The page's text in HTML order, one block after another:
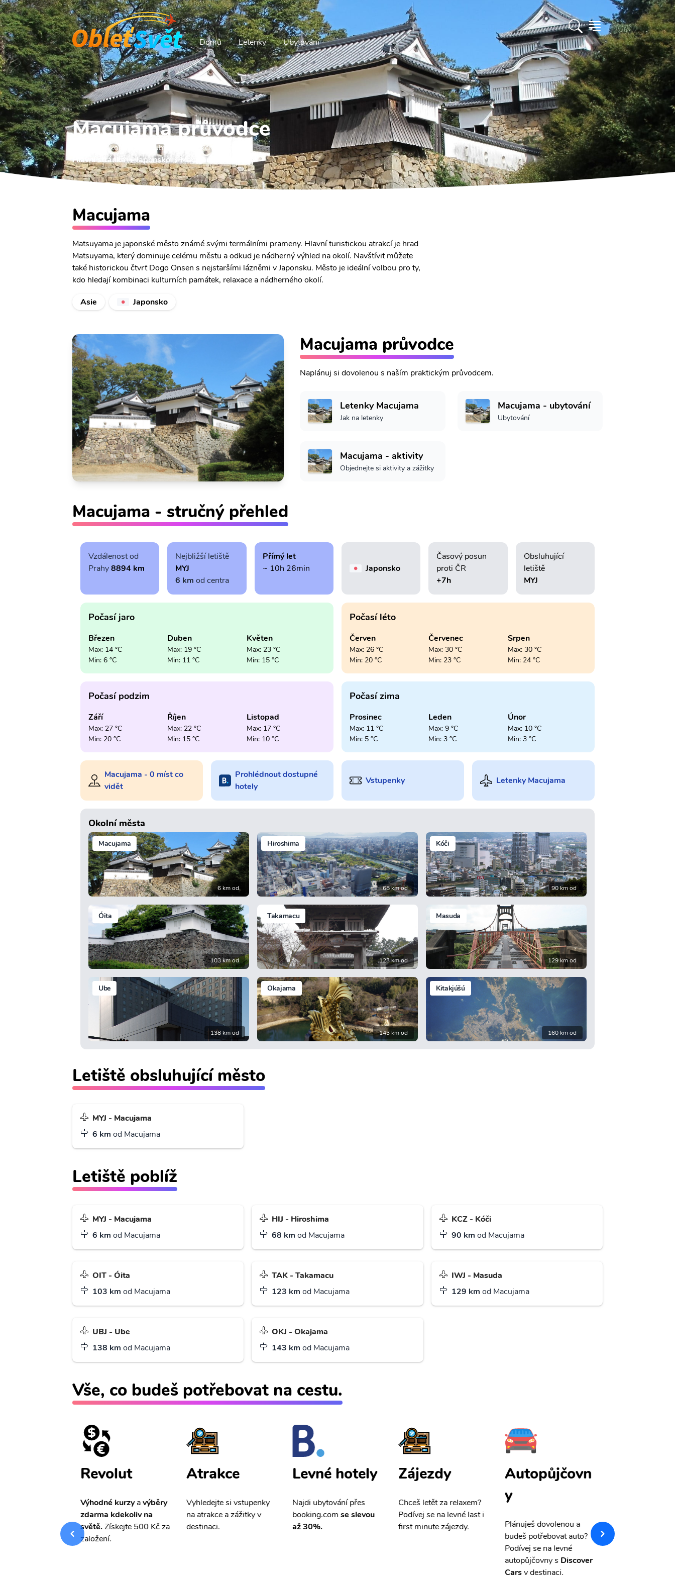
Domů Letenky Ubytování
Macujama průvodce
Co vidět, okolní letiště, ubytování a akční letenky.
Hlavní stránka
Japonsko Macujama průvodce
Macujama
Matsuyama je japonské město známé svými termálními prameny. Hlavní turistickou atrakcí je hrad
Matsuyama, který dominuje celému městu a odkud je nádherný výhled na okolí. Navštívit můžete
také historickou čtvrť Dogo Onsen s nejstaršími lázněmi v Japonsku. Město je ideální volbou pro ty,
kdo hledají kombinaci kulturních památek, relaxace a nádherného okolí.
Asie
Japonsko
Macujama průvodce
Naplánuj si dovolenou s naším praktickým průvodcem.
Letenky Macujama
Jak na letenky
Macujama - ubytování
Ubytování
Macujama - aktivity
Objednejte si aktivity a zážitky
Macujama - stručný přehled
Vzdálenost od
Prahy8894 km
Nejbližší letiště
MYJ
6 km od centra
Přímý let
~ 10h 26min
Japonsko
Časový posun
proti ČR
+7h
Obsluhující
letiště
MYJ
Počasí jaro
Březen
Max: 14 °C
Min: 6 °C
Duben
Max: 19 °C
Min: 11 °C
Květen
Max: 23 °C
Min: 15 °C
Počasí léto
Červen
Max: 26 °C
Min: 20 °C
Červenec
Max: 30 °C
Min: 23 °C
Srpen
Max: 30 °C
Min: 24 °C
Počasí podzim
Září
Max: 27 °C
Min: 20 °C
Říjen
Max: 22 °C
Min: 15 °C
Listopad
Max: 17 °C
Min: 10 °C
Počasí zima
Prosinec
Max: 11 °C
Min: 5 °C
Leden
Max: 9 °C
Min: 3 °C
Únor
Max: 10 °C
Min: 3 °C
Macujama - 0 míst co
vidět
Prohlédnout dostupné
hotely
Vstupenky Letenky Macujama
Okolní města
Macujama
6 km od
Hiroshima
68 km od
Kóči
90 km od
Óita
103 km od
Takamacu
123 km od
Masuda
129 km od
Ube
138 km od
Okajama
143 km od
Kitakjúšú
160 km od
Letiště obsluhující město
MYJ - Macujama
6 km od Macujama
Letiště poblíž
MYJ - Macujama
6 km od Macujama
HIJ - Hiroshima
68 km od Macujama
KCZ - Kóči
90 km od Macujama
OIT - Óita
103 km od Macujama
TAK - Takamacu
123 km od Macujama
IWJ - Masuda
129 km od Macujama
UBJ - Ube
138 km od Macujama
OKJ - Okajama
143 km od Macujama
Vše, co budeš potřebovat na cestu.
Revolut
Výhodné kurzyavýběry
zdarma kdekoliv na
světě.Získejte 500 Kč za
založení.
Atrakce
Vyhledejte si vstupenky
na atrakce a zážitky v
destinaci.
Levné hotely
Najdi ubytování přes
booking.comse slevou
až 30%.
Zájezdy
Chceš letět za relaxem?
Podívej se na levné last i
first minute zájezdy.
Autopůjčovn
y
Plánuješ dovolenou a
budeš potřebovat auto?
Podívej se na levné
autopůjčovny s Discover
Carsv destinaci.
pojištění a
storno.